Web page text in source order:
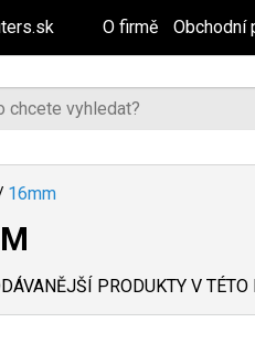
O firmě Obchodní
16mm
PRODUKTY V TÉTO